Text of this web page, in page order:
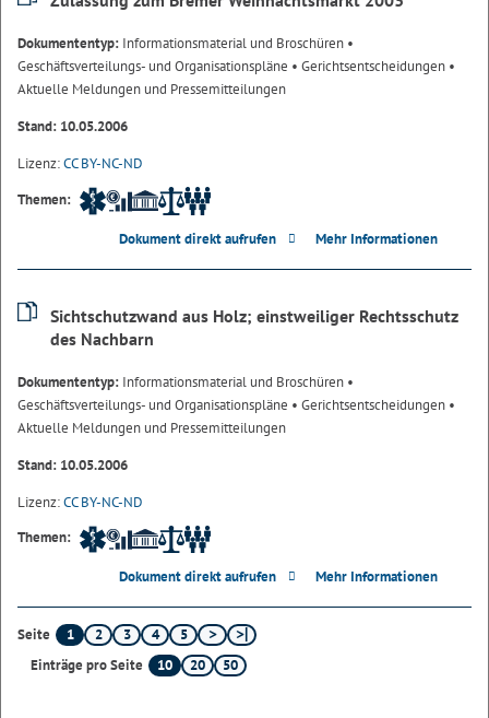
Dokumententyp: Informationsmaterial und Broschüren •
Geschäftsverteilungs- und Organisationspläne • Gerichtsentscheidungen •
Aktuelle Meldungen und Pressemitteilungen
Stand: 10.05.2006
Lizenz:CC BY-NC-ND
Themen:
Dokument direkt aufrufen Mehr Informationen
Sichtschutzwand aus Holz; einstweiliger Rechtsschutz
des Nachbarn
Dokumententyp: Informationsmaterial und Broschüren •
Geschäftsverteilungs- und Organisationspläne • Gerichtsentscheidungen •
Aktuelle Meldungen und Pressemitteilungen
Stand: 10.05.2006
Lizenz:CC BY-NC-ND
Themen:
Dokument direkt aufrufen Mehr Informationen
Seite 1 2 3 4
5
Einträge pro Seite
10 20 50